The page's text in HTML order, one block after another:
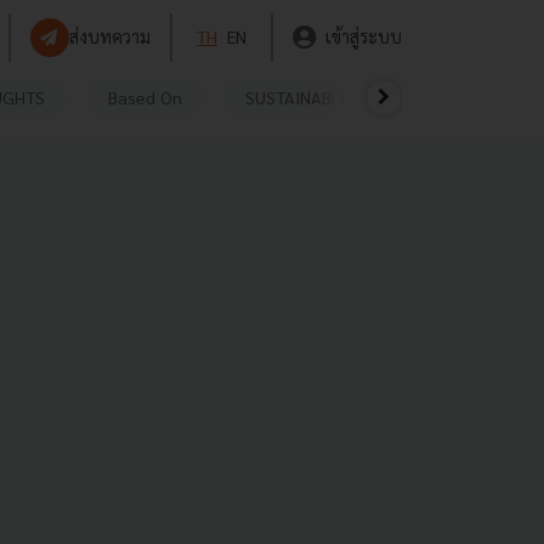
ส่งบทความ TH EN เข้าสู่ระบบ
Based On SUSTAINABLE